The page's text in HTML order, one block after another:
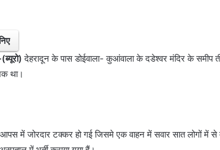
देहरादून के पास डोईवाला- कुआंवाला के दडेश्वर मंदिर के समीप
था।
आपस में जोरदार टक्कर हो गई जिसमे एक वाहन में सवार सात लोगों में से